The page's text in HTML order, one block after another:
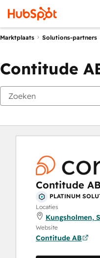
Marktplaats Solutions-partners
Contitude
Contitude AB
PLATINUM
Locaties
Kungsholmen,
Website
Contitude AB